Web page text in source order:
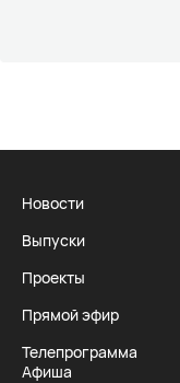
Новости
Выпуски
Проекты
Прямой эфир
Телепрограмма
Афиша